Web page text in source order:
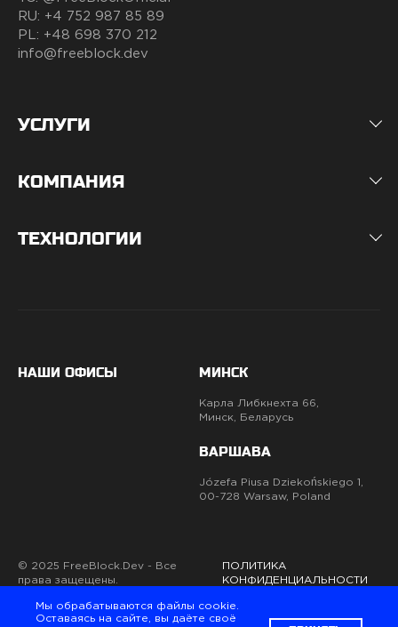
Мы обрабатываются файлы cookie.
Оставаясь на сайте, вы даёте своё
RU: +4 752 987 85 89
PL: +48 698 370 212
info@freeblock.dev
УСЛУГИ
КОМПАНИЯ
ТЕХНОЛОГИИ
НАШИ ОФИСЫ МИНСК
Карла Либкнехта 66,
Минск, Беларусь
ВАРШАВА
Józefa Piusa Dziekońskiego 1,
00-728 Warsaw, Poland
© 2025 FreeBlock.Dev - Все
права защещены.
ПОЛИТИКА
КОНФИДЕНЦИАЛЬНОСТИ